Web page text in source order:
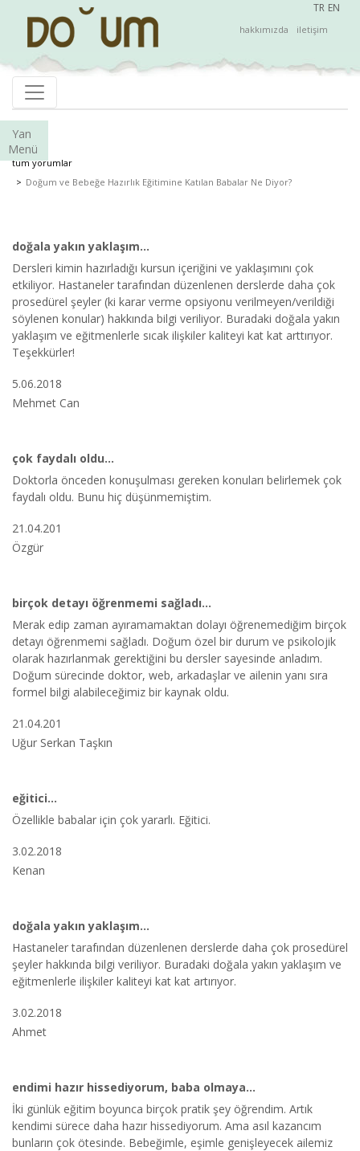
Yan
Menü
TR EN
hakkımızda iletişim
tüm yorumlar
Doğum ve Bebeğe Hazırlık Eğitimine Katılan Babalar Ne Diyor?
doğala yakın yaklaşım...
Dersleri kimin hazırladığı kursun içeriğini ve yaklaşımını çok
etkiliyor. Hastaneler tarafından düzenlenen derslerde daha çok
prosedürel şeyler (ki karar verme opsiyonu verilmeyen/verildiği
söylenen konular) hakkında bilgi veriliyor. Buradaki doğala yakın
yaklaşım ve eğitmenlerle sıcak ilişkiler kaliteyi kat kat arttırıyor.
Teşekkürler!
5.06.2018
Mehmet Can
çok faydalı oldu...
Doktorla önceden konuşulması gereken konuları belirlemek çok
faydalı oldu. Bunu hiç düşünmemiştim.
21.04.201
Özgür
birçok detayı öğrenmemi sağladı...
Merak edip zaman ayıramamaktan dolayı öğrenemediğim birçok
detayı öğrenmemi sağladı. Doğum özel bir durum ve psikolojik
olarak hazırlanmak gerektiğini bu dersler sayesinde anladım.
Doğum sürecinde doktor, web, arkadaşlar ve ailenin yanı sıra
formel bilgi alabileceğimiz bir kaynak oldu.
21.04.201
Uğur Serkan Taşkın
eğitici...
Özellikle babalar için çok yararlı. Eğitici.
3.02.2018
Kenan
doğala yakın yaklaşım...
Hastaneler tarafından düzenlenen derslerde daha çok prosedürel
şeyler hakkında bilgi veriliyor. Buradaki doğala yakın yaklaşım ve
eğitmenlerle ilişkiler kaliteyi kat kat artırıyor.
3.02.2018
Ahmet
endimi hazır hissediyorum, baba olmaya...
İki günlük eğitim boyunca birçok pratik şey öğrendim. Artık
kendimi sürece daha hazır hissediyorum. Ama asıl kazancım
bunların çok ötesinde. Bebeğimle, eşimle genişleyecek ailemiz